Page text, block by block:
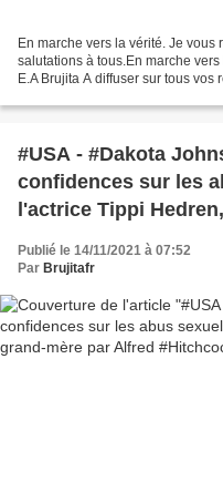
En marche vers la vérité. Je vous
salutations à tous.En marche
E.A Brujita A diffuser sur tous
#USA - #Dakota Johnson : ses terribles
confidences sur les
l'actrice Tippi
#Hitchcock
Publié le 14/11/2021 à 07:52
Par Brujitafr